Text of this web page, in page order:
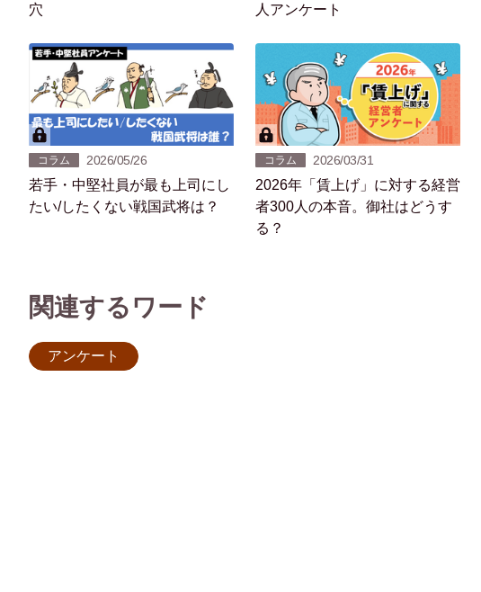
穴
人アンケート
コラム 2026/05/26
若手・中堅社員が最も上司にし
たい/したくない戦国武将は？
コラム 2026/03/31
2026年「賃上げ」に対する経営
者300人の本音。御社はどうす
る？
関連するワード
アンケート